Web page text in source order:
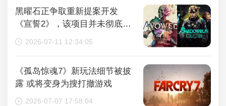
黑曜石正争取重新提案开发
《宣誓2》，该项目并未彻底取
消
2026-07-11 12:34:05
《孤岛惊魂7》新玩法细节被披
露 或将变身为搜打撤游戏
2026-07-07 17:58:04